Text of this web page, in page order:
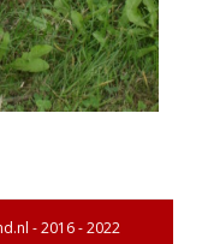
- 2016 - 2022